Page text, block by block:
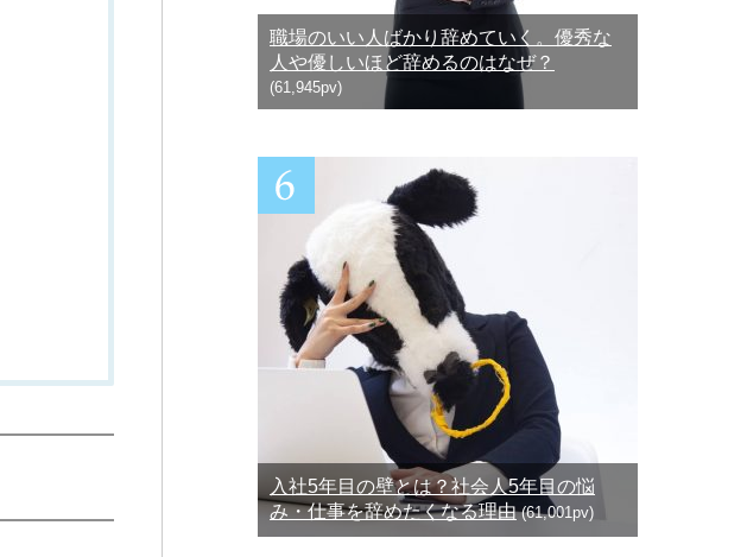
職場のいい人ばかり辞めていく。優秀な
人や優しいほど辞めるのはなぜ？
(61,945pv)
入社5年目の壁とは？社会人5年目の悩
み・仕事を辞めたくなる理由(61,001pv)